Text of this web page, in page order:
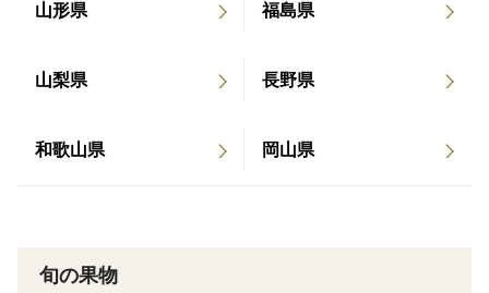
山形県 福島県
山梨県 長野県
和歌山県 岡山県
旬の果物